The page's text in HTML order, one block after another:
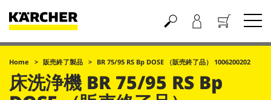
買い物かご
Home 販売終了製品 BR 75/95 RS Bp DOSE （販売終了品） 1006200202
床洗浄機 BR 75/95 RS Bp